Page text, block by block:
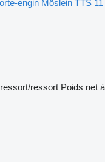
engin Möslein TTS 11
ressort/ressort Poids net à